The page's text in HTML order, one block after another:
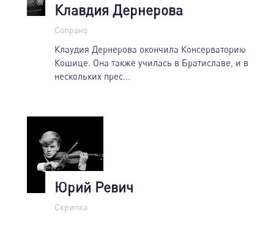
Клавдия Дернерова
Сопрано
Клаудия Дернерова окончила Консерваторию
Кошице. Она также училась в Братиславе, и в
нескольких прес...
Юрий Ревич
Скрипка